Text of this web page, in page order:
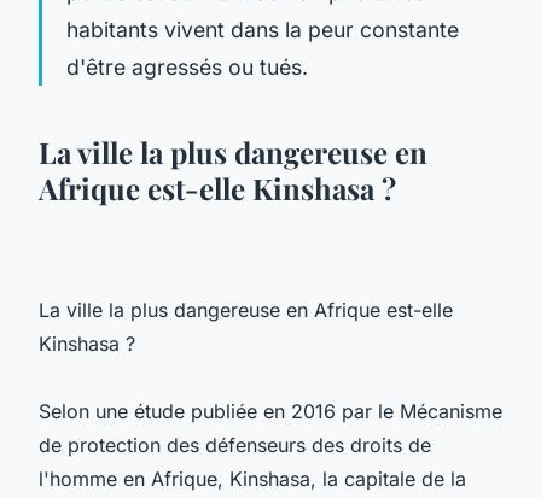
habitants vivent dans la peur constante
d'être agressés ou tués.
La ville la plus dangereuse en
Afrique est-elle Kinshasa ?
La ville la plus dangereuse en Afrique est-elle
Kinshasa ?
Selon une étude publiée en 2016 par le Mécanisme
de protection des défenseurs des droits de
l'homme en Afrique, Kinshasa, la capitale de la